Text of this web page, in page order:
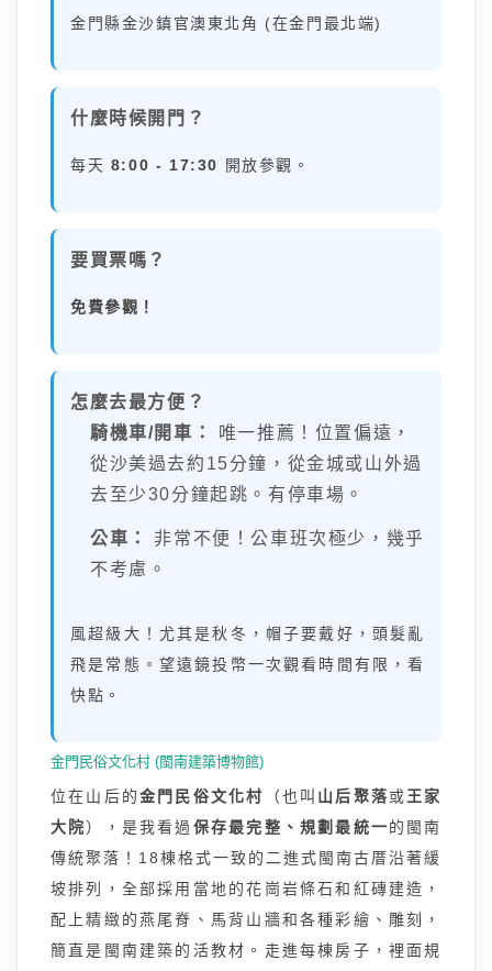
金門縣金沙鎮官澳東北角 (在金門最北端)
什麼時候開門？
每天 8:00 - 17:30 開放參觀。
要買票嗎？
免費參觀！
怎麼去最方便？
騎機車/開車：
唯一推薦！位置偏遠，
從沙美過去約15分鐘，從金城或山外過
去至少30分鐘起跳。有停車場。
公車：
非常不便！公車班次極少，幾乎
不考慮。
風超級大！尤其是秋冬，帽子要戴好，頭髮亂
飛是常態。望遠鏡投幣一次觀看時間有限，看
快點。
金門民俗文化村 (閩南建築博物館)
位在山后的金門民俗文化村 （也叫 山后聚落或王家
大院），是我看過 保存最完整、規劃最統一的閩南
傳統聚落！18棟格式一致的二進式閩南古厝沿著緩
坡排列，全部採用當地的花崗岩條石和紅磚建造，
配上精緻的燕尾脊、馬背山牆和各種彩繪、雕刻，
簡直是閩南建築的活教材。走進每棟房子，裡面規